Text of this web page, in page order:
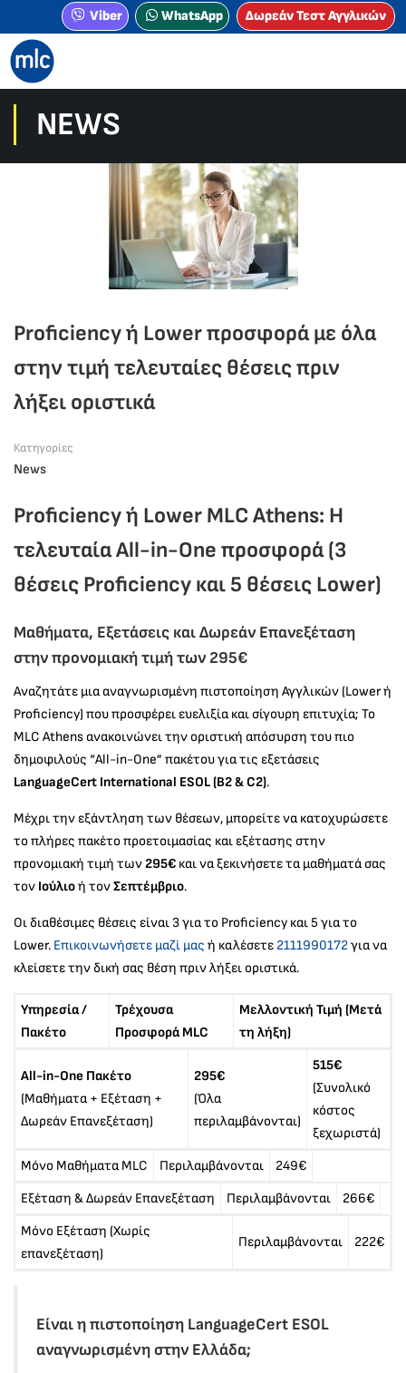
Viber WhatsApp Δωρεάν Τεστ Αγγλικών
NEWS
Proficiency ή Lower προσφορά με όλα
στην τιμή τελευταίες θέσεις πριν
λήξει οριστικά
Κατηγορίες
News
Proficiency ή Lower MLC Athens: Η
τελευταία All-in-One προσφορά (3
θέσεις Proficiency και 5 θέσεις Lower)
Μαθήματα, Εξετάσεις και Δωρεάν Επανεξέταση
στην προνομιακή τιμή των 295€
Αναζητάτε μια αναγνωρισμένη πιστοποίηση Αγγλικών (Lower ή
Proficiency) που προσφέρει ευελιξία και σίγουρη επιτυχία; Το
MLC Athens ανακοινώνει την οριστική απόσυρση του πιο
δημοφιλούς “All-in-One” πακέτου για τις εξετάσεις
LanguageCert International ESOL (B2 & C2).
Μέχρι την εξάντληση των θέσεων, μπορείτε να κατοχυρώσετε
το πλήρες πακέτο προετοιμασίας και εξέτασης στην
προνομιακή τιμή των295€ και να ξεκινήσετε τα μαθήματά σας
τον Ιούλιοή τονΣεπτέμβριο.
Οι διαθέσιμες θέσεις είναι 3 για το Proficiency και 5 για το
Lower. Επικοινωνήσετε μαζί μας ή καλέσετε 2111990172για να
κλείσετε την δική σας θέση πριν λήξει οριστικά.
Υπηρεσία /
Πακέτο
Τρέχουσα
Προσφορά MLC
Μελλοντική Τιμή (Μετά
τη λήξη)
All-in-One Πακέτο
(Μαθήματα + Εξέταση +
Δωρεάν Επανεξέταση)
295€
(Όλα
περιλαμβάνονται)
515€
(Συνολικό
κόστος
ξεχωριστά)
Μόνο Μαθήματα MLC
Περιλαμβάνονται
249€
Εξέταση & Δωρεάν Επανεξέταση
Περιλαμβάνονται
266€
Μόνο Εξέταση (Χωρίς
επανεξέταση)
Περιλαμβάνονται 222€
Είναι η πιστοποίηση LanguageCert ESOL
αναγνωρισμένη στην Ελλάδα;